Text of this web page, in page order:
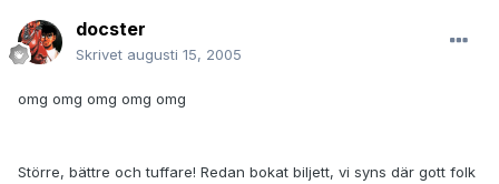
docster
Skrivet augusti 15, 2005
omg omg omg omg omg
Större, bättre och tuffare! Redan bokat biljett, vi syns där gott folk